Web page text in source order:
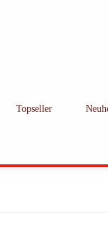
Topseller